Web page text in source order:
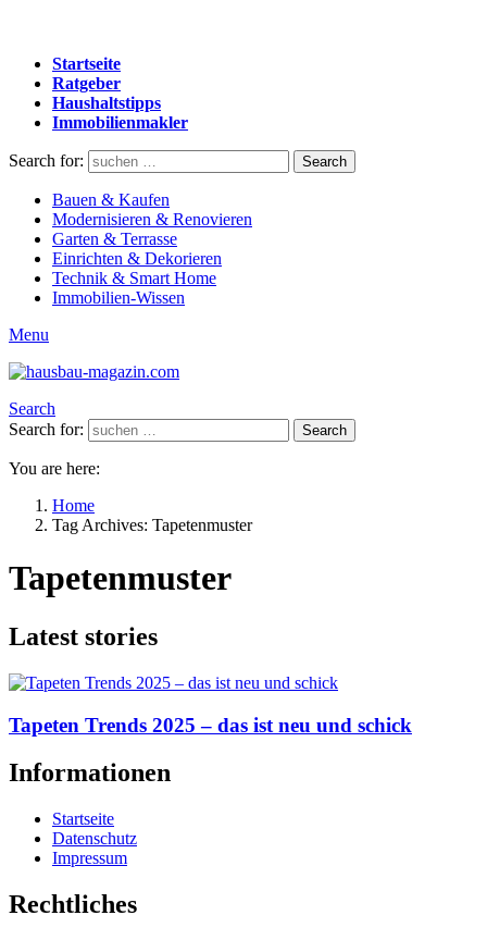
Startseite
Ratgeber
Haushaltstipps
Immobilienmakler
Search for: Search
Bauen & Kaufen
Modernisieren & Renovieren
Garten & Terrasse
Einrichten & Dekorieren
Technik & Smart Home
Immobilien-Wissen
Menu
Search
Search for:
Search
You are here:
Home
Tag Archives: Tapetenmuster
Tapetenmuster
Latest stories
Tapeten Trends 2025 – das ist neu und schick
Informationen
Startseite
Datenschutz
Impressum
Rechtliches